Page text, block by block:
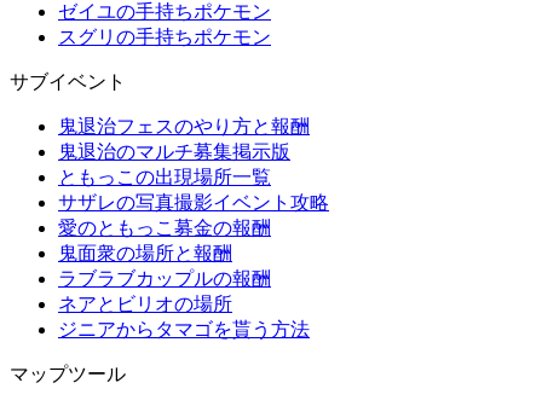
ゼイユの手持ちポケモン
スグリの手持ちポケモン
サブイベント
鬼退治フェスのやり方と報酬
鬼退治のマルチ募集掲示版
ともっこの出現場所一覧
サザレの写真撮影イベント攻略
愛のともっこ募金の報酬
鬼面衆の場所と報酬
ラブラブカップルの報酬
ネアとビリオの場所
ジニアからタマゴを貰う方法
マップツール